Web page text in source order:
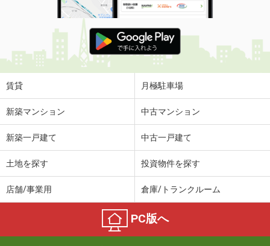
賃貸 月極駐車場
新築マンション 中古マンション
新築一戸建て 中古一戸建て
土地を探す 投資物件を探す
店舗/事業用 倉庫/トランクルーム
PC版へ